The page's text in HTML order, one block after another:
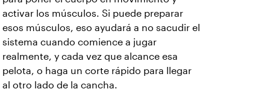
activar los músculos. Si puede preparar
esos músculos, eso ayudará a no sacudir el
sistema cuando comience a jugar
realmente, y cada vez que alcance esa
pelota, o haga un corte rápido para llegar
al otro lado de la cancha.